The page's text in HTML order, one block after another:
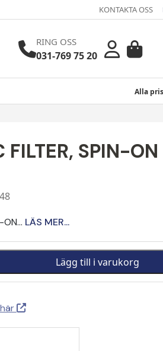
KONTAKTA OSS
RING OSS
031-769 75 20
Alla
FILTER, SPIN-ON
ON... LÄS MER...
Lägg till i varukorg